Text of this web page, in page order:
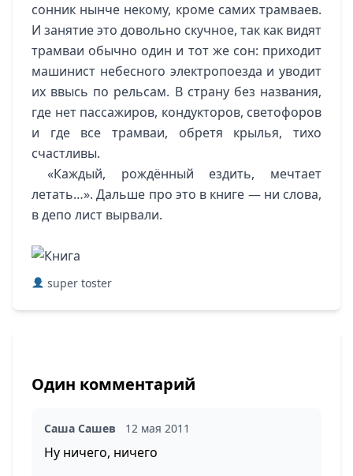
сонник нынче некому, кроме самих трамваев.
И занятие это довольно скучное, так как видят
трамваи обычно один и тот же сон: приходит
машинист небесного электропоезда и уводит
их ввысь по рельсам. В страну без названия,
где нет пассажиров, кондукторов, светофоров
и где все трамваи, обретя крылья, тихо
счастливы.
«Каждый, рождённый ездить, мечтает
летать…». Дальше про это в книге — ни слова,
в депо лист вырвали.
super toster
Один комментарий
Саша Сашев 12 мая 2011
Ну ничего, ничего